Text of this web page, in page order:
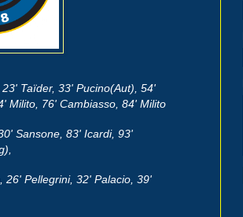
23' Taïder, 33' Pucino(Aut), 54'
Milito, 76' Cambiasso, 84' Milito
Sansone, 83' Icardi, 93'
26' Pellegrini, 32' Palacio, 39'